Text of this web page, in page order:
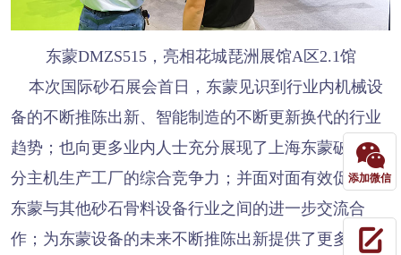
东蒙DMZS515，亮相花城琵洲展馆A区2.1馆
本次国际砂石展会首日，东蒙见识到行业内机械设
备的不断推陈出新、智能制造的不断更新换代的行业
趋势；也向更多业内人士充分展现了上海东蒙破碎筛
分主机生产工厂的综合竞争力；并面对面有效促进了
东蒙与其他砂石骨料设备行业之间的进一步交流合
作；为东蒙设备的未来不断推陈出新提供了更多的新
添加微信